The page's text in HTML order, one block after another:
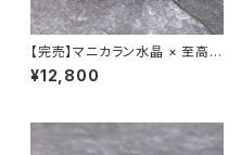
【完売】マニカラン水晶 × 至高の
天珠 ブレスレット【一点物】
¥12,800